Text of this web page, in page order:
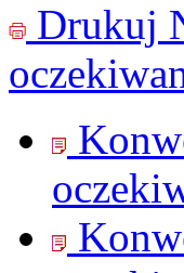
Drukuj